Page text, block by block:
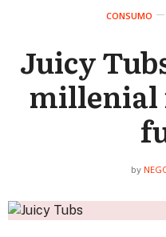
CONSUMO
Juicy
millenial
by